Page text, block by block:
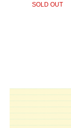
SOLD OUT